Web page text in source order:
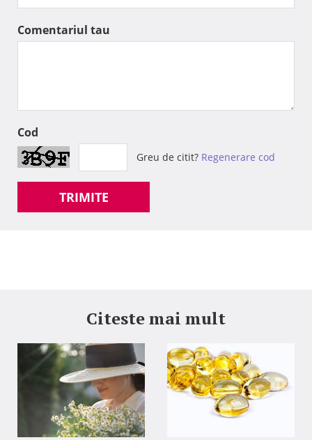
Comentariul tau
Cod
Greu de citit? Regenerare cod
TRIMITE
Citeste mai mult